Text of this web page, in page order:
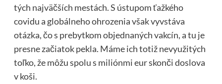
tých najväčších mestách. S ústupom ťažkého
covidu a globálneho ohrozenia však vyvstáva
otázka, čo s prebytkom objednaných vakcín, a tu je
presne začiatok pekla. Máme ich totiž nevyužitých
toľko, že môžu spolu s miliónmi eur skonči doslova
v koši.